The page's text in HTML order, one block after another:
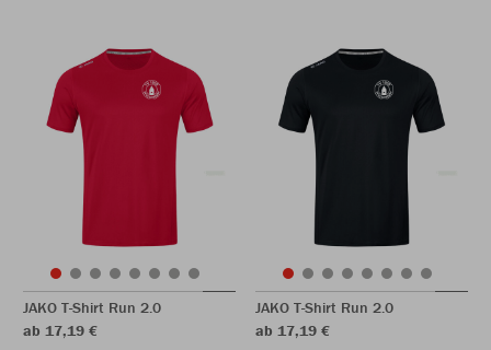
JAKO T-Shirt Run 2.0
ab 17,19 €
JAKO T-Shirt Run 2.0
ab 17,19 €